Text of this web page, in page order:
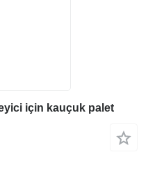
için kauçuk palet